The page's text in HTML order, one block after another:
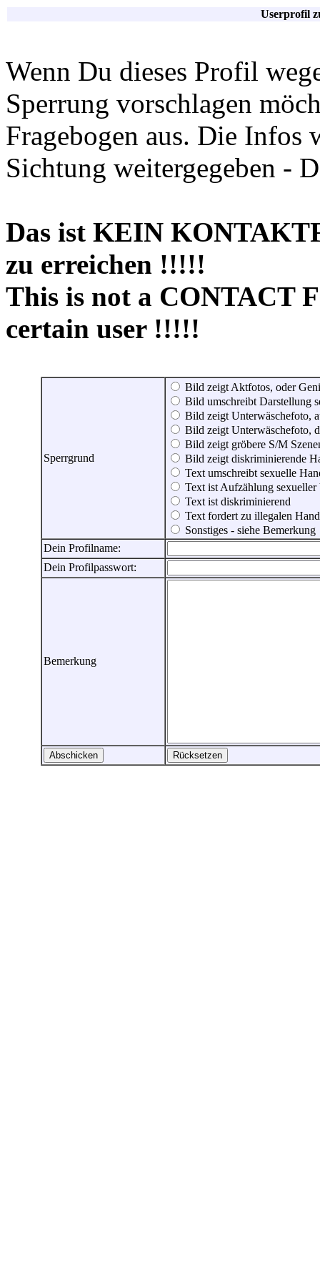
Userprofil
Wenn Du dieses Profil
Sperrung vorschlagen
Fragebogen aus. Die Infos
Sichtung weitergegeben -
Das ist KEIN
zu erreichen !!!!!
This is not a CONTACT
certain user !!!!!
Sperrgrund
Bild zeigt Aktfotos, oder
Bild umschreibt Darstellung
Bild zeigt Unterwäschefoto,
Bild zeigt Unterwäschefoto,
Bild zeigt gröbere S/M
Bild zeigt diskriminierende
Text umschreibt sexuelle
Text ist Aufzählung sexueller
Text ist diskriminierend
Text fordert zu illegalen
Sonstiges - siehe Bemerkung
Dein Profilname:
Dein Profilpasswort:
Bemerkung